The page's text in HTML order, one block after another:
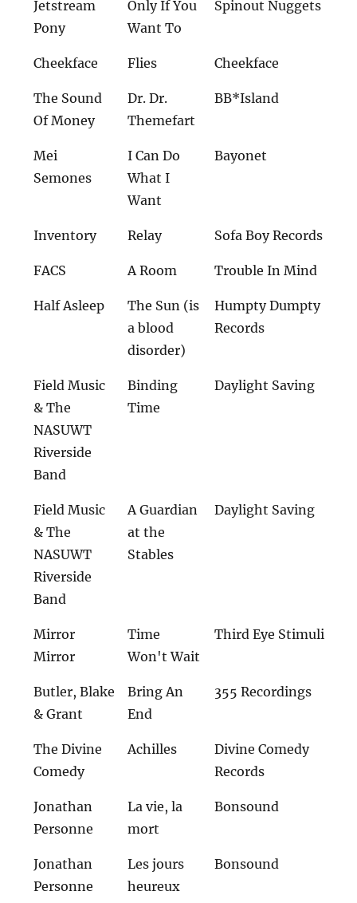
Jetstream
Pony
Only If You
Want To
Spinout Nuggets
Cheekface Flies Cheekface
The Sound
Of Money
Dr. Dr.
Themefart
BB*Island
Mei
Semones
I Can Do
What I
Want
Bayonet
Inventory Relay Sofa Boy Records
FACS A Room Trouble In Mind
Half Asleep
The Sun (is
a blood
disorder)
Humpty Dumpty
Records
Field Music
& The
NASUWT
Riverside
Band
Binding
Time
Daylight Saving
Field Music
& The
NASUWT
Riverside
Band
A Guardian
at the
Stables
Daylight Saving
Mirror
Mirror
Time
Won't Wait
Third Eye Stimuli
Butler, Blake
& Grant
Bring An
End
355 Recordings
The Divine
Comedy
Achilles
Divine Comedy
Records
Jonathan
Personne
La vie, la
mort
Bonsound
Jonathan
Personne
Les jours
heureux
Bonsound